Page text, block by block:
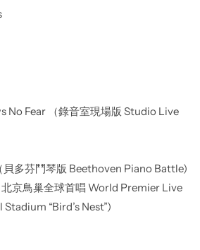
No Fear （錄音室現場版 Studio Live
多芬鬥琴版 Beethoven Piano Battle)
京鳥巢全球首唱 World Premier Live
“Bird’s Nest”)